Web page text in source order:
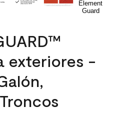
exteriores -